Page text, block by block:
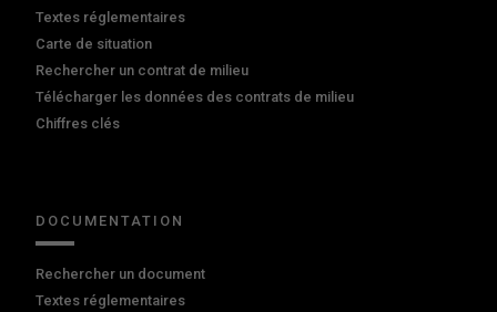
Textes réglementaires
Carte de situation
Rechercher un contrat de milieu
Télécharger les données des contrats de milieu
Chiffres clés
DOCUMENTATION
Rechercher un document
Textes réglementaires